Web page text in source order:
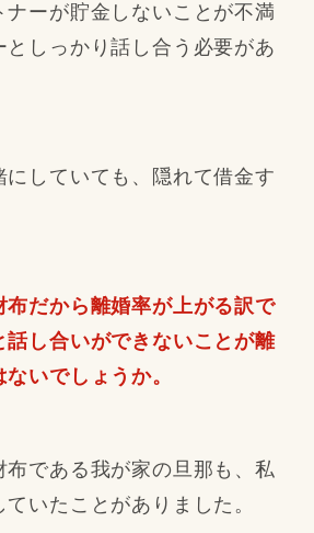
ナーが貯金しないことが不満
としっかり話し合う必要があ
にしていても、隠れて借金す
布だから離婚率が上がる訳で
話し合いができないことが離
いでしょうか。
布である我が家の旦那も、私
いたことがありました。